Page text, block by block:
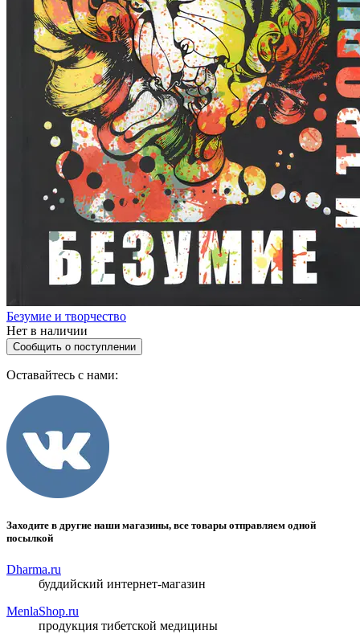
Безумие и творчество
Нет в наличии
Сообщить о поступлении
Оставайтесь с нами:
Заходите в другие наши магазины, все товары отправляем одной
посылкой
Dharma.ru
буддийский интернет-магазин
MenlaShop.ru
продукция тибетской медицины